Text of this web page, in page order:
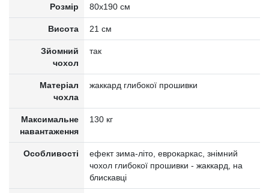
Розмір 80x190 см
Висота 21 см
Зйомний
чохол
так
Матеріал
чохла
жаккард глибокої прошивки
Максимальне
навантаження
130 кг
Особливості
ефект зима-літо, еврокаркас, знімний
чохол глибокої прошивки - жаккард, на
блискавці